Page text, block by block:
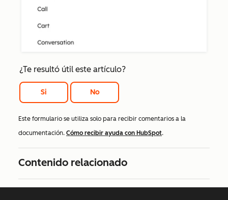
¿Te resultó útil este artículo?
Si No
Este formulario se utiliza solo para recibir comentarios a la
documentación. Cómo recibir ayuda con HubSpot.
Contenido relacionado